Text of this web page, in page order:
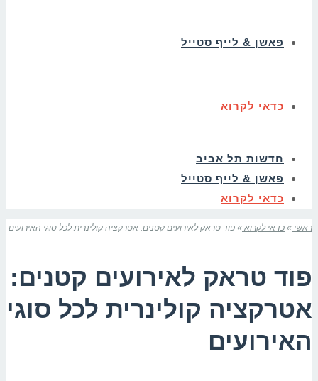
פאשן & לייף סטייל
כדאי לקרוא
חדשות תל אביב
פאשן & לייף סטייל
כדאי לקרוא
ראשי » כדאי לקרוא » פוד טראק לאירועים קטנים: אטרקציה קולינרית לכל סוגי האירועים
פוד טראק לאירועים קטנים:
אטרקציה קולינרית לכל סוגי
האירועים